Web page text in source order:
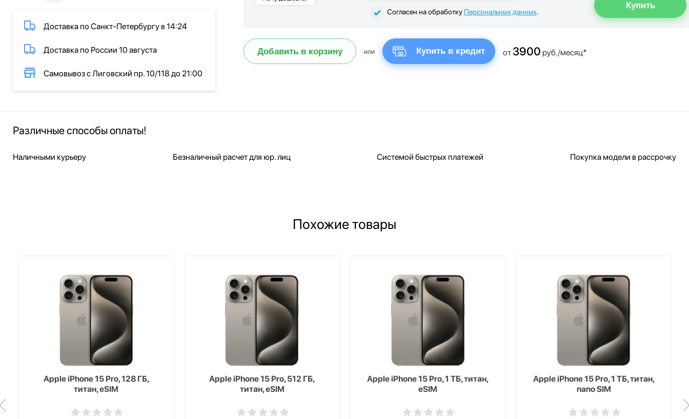
Доставка по Санкт-Петербургу в 14:24
Доставка по России 10 августа
Самовывоз с Лиговский пр. 10/118 до 21:00
Согласен на обработку Персональных данных.
Добавить в корзину или Купить в кредит от 3900 руб./месяц*
Различные способы оплаты!
Наличными курьеру Безналичный расчет для юр. лиц Системой быстрых платежей Покупка модели в рассрочку
Похожие товары
Apple iPhone 15 Pro, 128 ГБ,
титан, eSIM
Apple iPhone 15 Pro, 512 ГБ,
титан, eSIM
Apple iPhone 15 Pro, 1 ТБ, титан,
eSIM
Apple iPhone 15 Pro, 1 ТБ, титан,
nano SIM